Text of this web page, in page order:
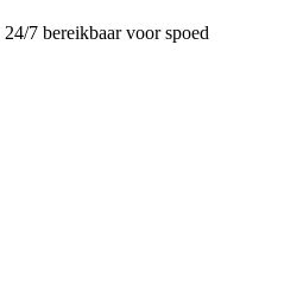
7 bereikbaar voor spoed